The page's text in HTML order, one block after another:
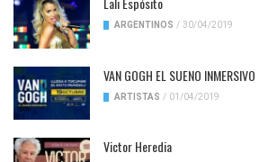
ARGENTINOS / 30/04/2019
VAN GOGH EL SUENO INMERSIVO
ARTISTAS / 01/04/2019
Victor Heredia